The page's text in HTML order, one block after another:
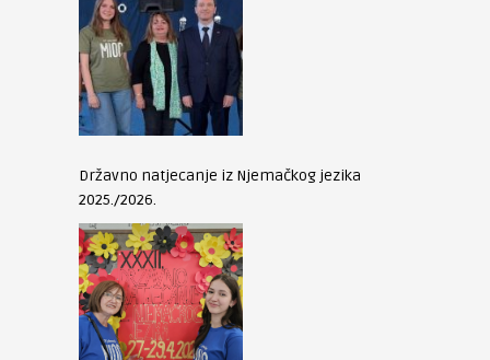
Državno natjecanje iz Njemačkog jezika
2025./2026.